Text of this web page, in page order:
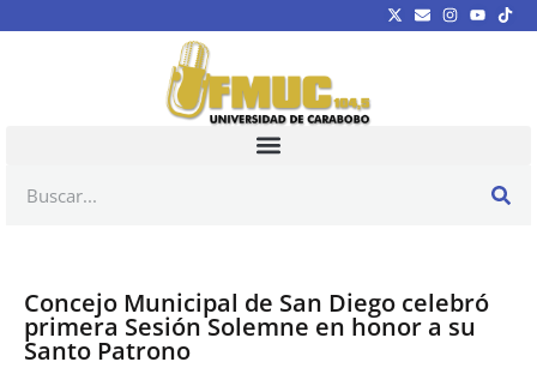
Concejo Municipal de San Diego celebró
primera Sesión Solemne en honor a su
Santo Patrono